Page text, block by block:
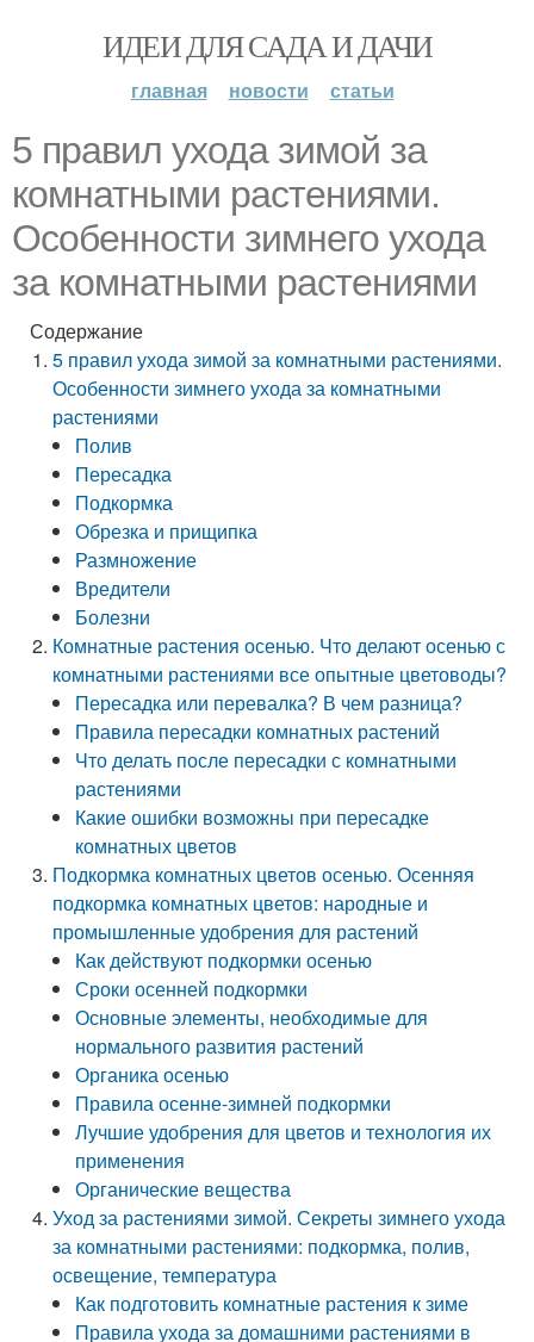
ИДЕИ ДЛЯ САДА И ДАЧИ
главная новости статьи
5 правил ухода зимой за
комнатными растениями.
Особенности зимнего ухода
за комнатными растениями
Содержание
5 правил ухода зимой за комнатными растениями.
Особенности зимнего ухода за комнатными
растениями
Полив
Пересадка
Подкормка
Обрезка и прищипка
Размножение
Вредители
Болезни
Комнатные растения осенью. Что делают осенью с
комнатными растениями все опытные цветоводы?
Пересадка или перевалка? В чем разница?
Правила пересадки комнатных растений
Что делать после пересадки с комнатными
растениями
Какие ошибки возможны при пересадке
комнатных цветов
Подкормка комнатных цветов осенью. Осенняя
подкормка комнатных цветов: народные и
промышленные удобрения для растений
Как действуют подкормки осенью
Сроки осенней подкормки
Основные элементы, необходимые для
нормального развития растений
Органика осенью
Правила осенне-зимней подкормки
Лучшие удобрения для цветов и технология их
применения
Органические вещества
Уход за растениями зимой. Секреты зимнего ухода
за комнатными растениями: подкормка, полив,
освещение, температура
Как подготовить комнатные растения к зиме
Правила ухода за домашними растениями в